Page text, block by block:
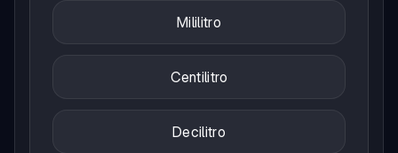
Mililitro
Centilitro
Decilitro